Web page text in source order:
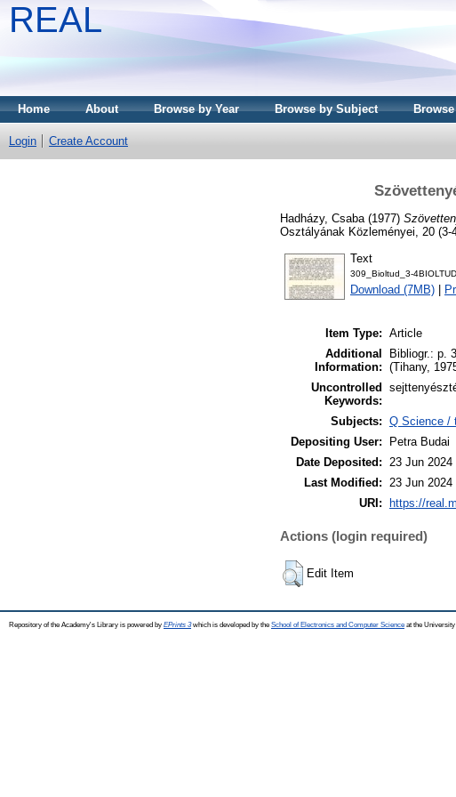
REAL
Home About Browse by Year Browse by Subject
Login Create Account
Hadházy, Csaba (1977)
Osztályának Közleményei, 20 (3-
Text
309_Bioltud_3-
Download (7MB)
Item Type: Article
Additional
Information:
Bibliogr.: p.
(Tihany,
Uncontrolled
Keywords:
Subjects: Q Science /
Depositing User:
Petra Budai
Date Deposited: 23 Jun 2024
Last Modified: 23 Jun 2024
URI:
https://
Actions (login required)
Edit Item
Repository of the Academy's Library is powered by EPrints 3which is developed by the School of Electronics and Computer Science at the University